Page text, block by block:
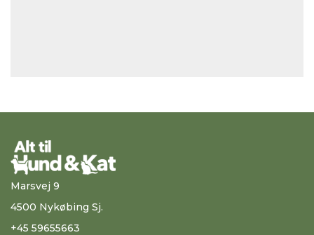
Marsvej 9
4500 Nykøbing Sj.
+45 59655663